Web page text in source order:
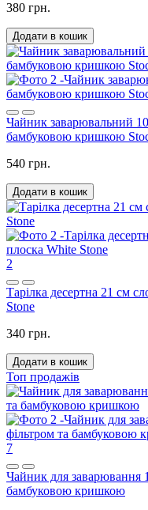
380 грн.
Додати в кошик
Чайник заварювальний
бамбуковою кришкою
540 грн.
Додати в кошик
2
Тарілка десертна 21 см
Stone
340 грн.
Додати в кошик
Топ продажів
7
Чайник для заварювання
бамбуковою кришкою